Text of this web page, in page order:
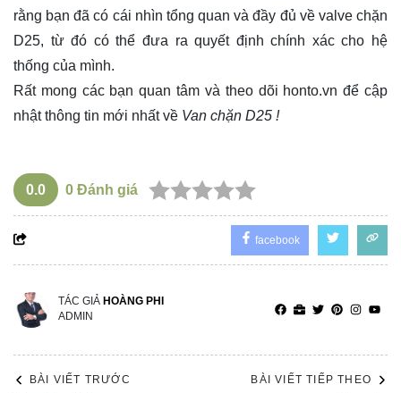
rằng bạn đã có cái nhìn tổng quan và đầy đủ về valve chặn
D25, từ đó có thể đưa ra quyết định chính xác cho hệ
thống của mình.
Rất mong các bạn quan tâm và theo dõi honto.vn để cập
nhật thông tin mới nhất về Van chặn D25 !
0.0 0 Đánh giá
facebook
TÁC GIẢ HOÀNG PHI
ADMIN
BÀI VIẾT TRƯỚC BÀI VIẾT TIẾP THEO